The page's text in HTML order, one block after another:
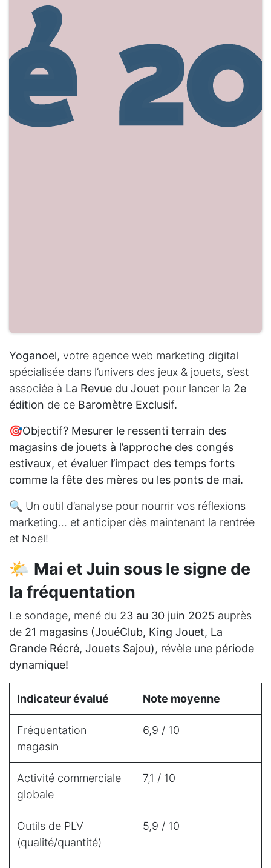
Y​oganoel, votre agence web marketing digital
spécialisée dans l’univers des jeux & jouets, s’est
associée à La Revue du Jouet pour lancer la 2e
édition de ce Baromètre Exclusif.
🎯Objectif? Mesurer le ressenti terrain des
magasins de jouets à l’approche des congés
estivaux, et évaluer l’impact des temps forts
comme la fête des mères ou les ponts de mai.
🔍 Un outil d’analyse pour nourrir vos réflexions
marketing… et anticiper dès maintenant la rentrée
et Noël!
🌤️ Mai et Juin sous le signe de
la fréquentation
Le sondage, mené du 23 au 30 juin 2025 auprès
de 21 magasins (JouéClub, King Jouet, La
Grande Récré, Jouets Sajou), révèle une période
dynamique!
Indicateur évalué Note moyenne
Fréquentation
magasin
6,9 / 10
Activité commerciale
globale
7,1 / 10
Outils de PLV
(qualité/quantité)
5,9 / 10